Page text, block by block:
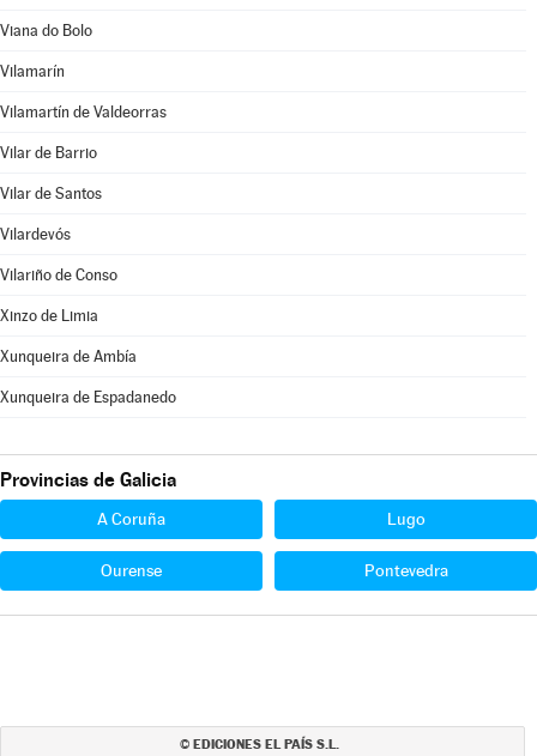
Viana do Bolo
Vilamarín
Vilamartín de Valdeorras
Vilar de Barrio
Vilar de Santos
Vilardevós
Vilariño de Conso
Xinzo de Limia
Xunqueira de Ambía
Xunqueira de Espadanedo
Provincias de Galicia
A Coruña Lugo
Ourense Pontevedra
© EDICIONES EL PAÍS S.L.